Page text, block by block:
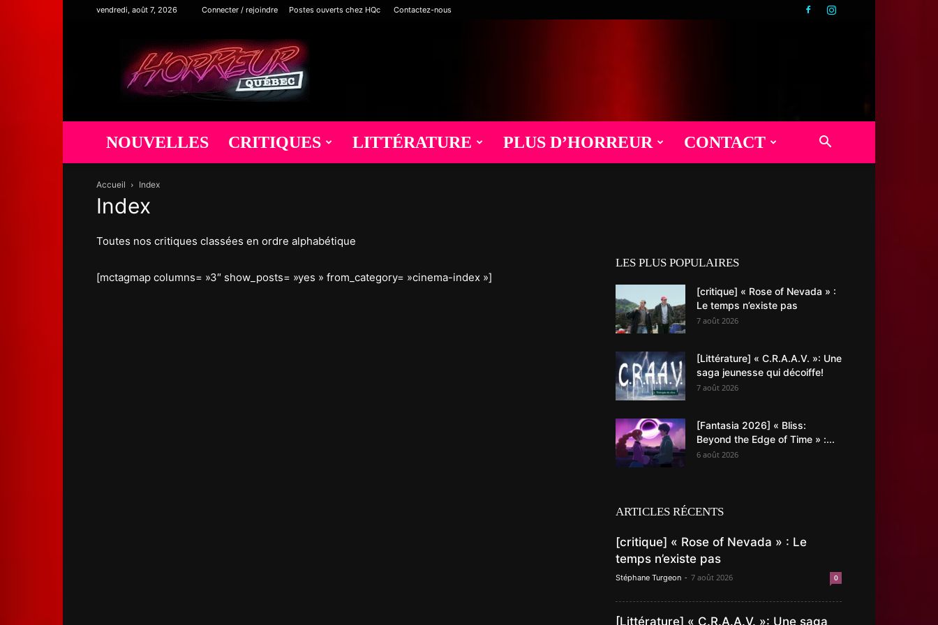
vendredi, août 7, 2026 Connecter / rejoindre Postes ouverts chez HQc Contactez-nous
Horreur
Québec
NOUVELLES CRITIQUES LITTÉRATURE PLUS D’HORREUR CONTACT
Accueil Index
Index
Toutes nos critiques classées en ordre alphabétique
[mctagmap columns= »3″ show_posts= »yes » from_category= »cinema-index »]
LES PLUS POPULAIRES
[critique] « Rose of Nevada » :
Le temps n’existe pas
7 août 2026
[Littérature] « C.R.A.A.V. »: Une
saga jeunesse qui décoiffe!
7 août 2026
[Fantasia 2026] « Bliss:
Beyond the Edge of Time » :...
6 août 2026
ARTICLES RÉCENTS
[critique] « Rose of Nevada » : Le
temps n’existe pas
Stéphane Turgeon - 7 août 2026 0
[Littérature] « C.R.A.A.V. »: Une saga